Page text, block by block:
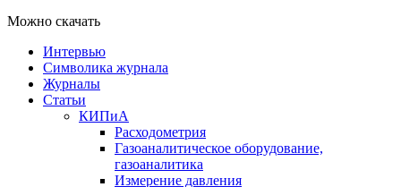
Можно скачать
Интервью
Символика журнала
Журналы
Статьи
КИПиА
Расходометрия
Газоаналитическое оборудование,
газоаналитика
Измерение давления